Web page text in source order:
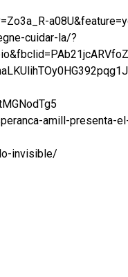
cuidar-la/?
amill-presenta-
invisible/